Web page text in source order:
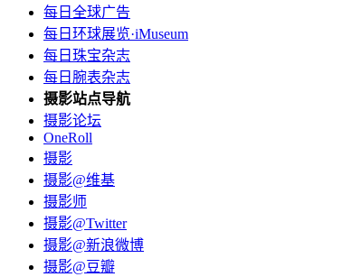
每日全球广告
每日环球展览·iMuseum
每日珠宝杂志
每日腕表杂志
摄影站点导航
摄影论坛
OneRoll
摄影
摄影@维基
摄影师
摄影@Twitter
摄影@新浪微博
摄影@豆瓣